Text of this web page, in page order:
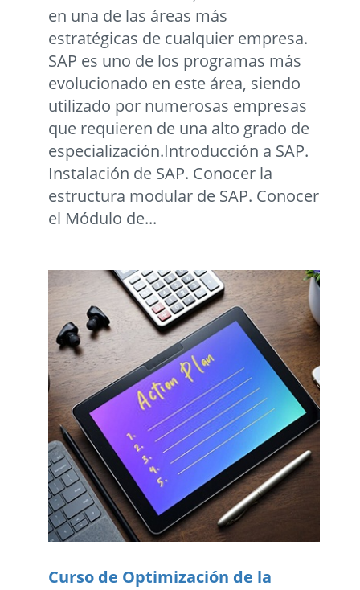
en una de las áreas más
estratégicas de cualquier empresa.
SAP es uno de los programas más
evolucionado en este área, siendo
utilizado por numerosas empresas
que requieren de una alto grado de
especialización.Introducción a SAP.
Instalación de SAP. Conocer la
estructura modular de SAP. Conocer
el Módulo de...
Curso de Optimización de la